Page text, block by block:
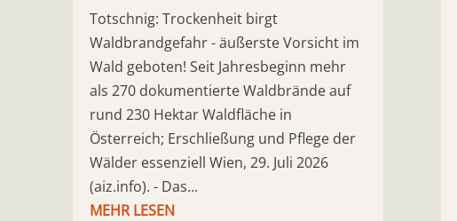
Totschnig: Trockenheit birgt
Waldbrandgefahr - äußerste Vorsicht im
Wald geboten! Seit Jahresbeginn mehr
als 270 dokumentierte Waldbrände auf
rund 230 Hektar Waldfläche in
Österreich; Erschließung und Pflege der
Wälder essenziell Wien, 29. Juli 2026
(aiz.info). - Das...
MEHR LESEN